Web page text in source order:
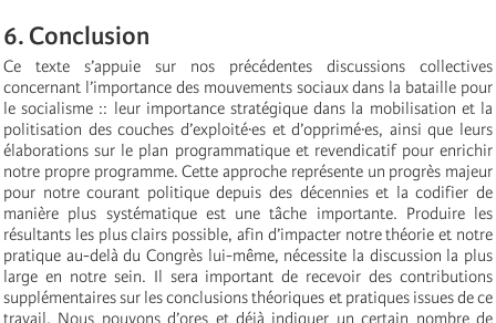
6. Conclusion
Ce texte s’appuie sur nos précédentes discussions collectives
concernant l’importance des mouvements sociaux dans la bataille pour
le socialisme :: leur importance stratégique dans la mobilisation et la
politisation des couches d’exploité·es et d’opprimé·es, ainsi que leurs
élaborations sur le plan programmatique et revendicatif pour enrichir
notre propre programme. Cette approche représente un progrès majeur
pour notre courant politique depuis des décennies et la codifier de
manière plus systématique est une tâche importante. Produire les
résultants les plus clairs possible, afin d’impacter notre théorie et notre
pratique au-delà du Congrès lui-même, nécessite la discussion la plus
large en notre sein. Il sera important de recevoir des contributions
supplémentaires sur les conclusions théoriques et pratiques issues de ce
travail. Nous pouvons d’ores et déjà indiquer un certain nombre de